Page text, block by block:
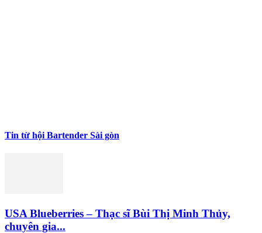
Tin từ hội Bartender Sài gòn
USA Blueberries – Thạc sĩ Bùi Thị Minh Thủy,
chuyên gia...